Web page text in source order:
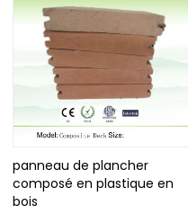
panneau de plancher
composé en plastique en
bois